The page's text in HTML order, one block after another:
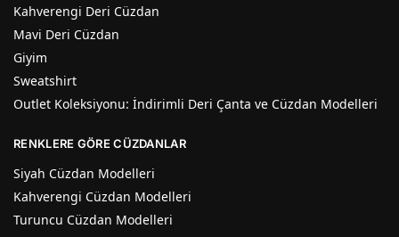
Kahverengi Deri Cüzdan
Mavi Deri Cüzdan
Giyim
Sweatshirt
Outlet Koleksiyonu: İndirimli Deri Çanta ve Cüzdan Modelleri
RENKLERE GÖRE CÜZDANLAR
Siyah Cüzdan Modelleri
Kahverengi Cüzdan Modelleri
Turuncu Cüzdan Modelleri